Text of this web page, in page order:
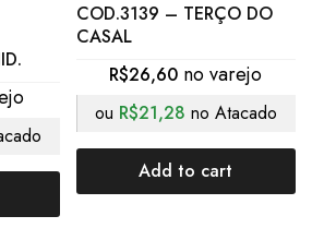
COD.3139 – TERÇO DO
CASAL
R$26,60
ou R$21,28 no Atacado
Add to cart